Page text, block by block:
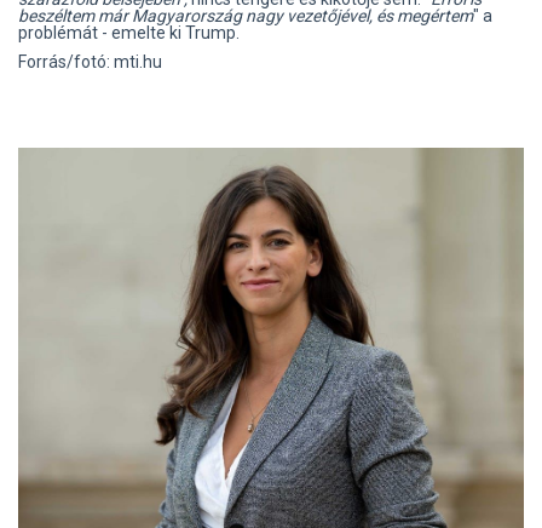
beszéltem már Magyarország nagy vezetőjével, és megértem" a
problémát - emelte ki Trump.
Forrás/fotó: mti.hu